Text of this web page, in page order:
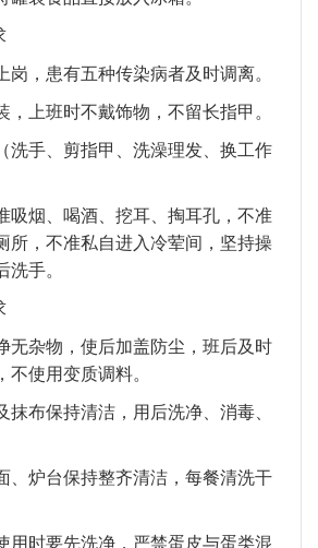
岗，患有五种传染病者及时调离。
，上班时不戴饰物，不留长指甲。
洗手、剪指甲、洗澡理发、换工作
吸烟、喝酒、挖耳、掏耳孔，不准
所，不准私自进入冷荤间，坚持操
洗手。
无杂物，使后加盖防尘，班后及时
不使用变质调料。
抹布保持清洁，用后洗净、消毒、
、炉台保持整齐清洁，每餐清洗干
用时要先洗净，严禁蛋皮与蛋类混